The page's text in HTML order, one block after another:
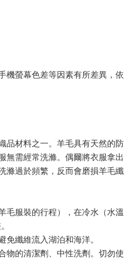
機螢幕色差等因素有所差異，依
品材料之一。羊毛具有天然的防
無需經常洗滌。偶爾將衣服拿出
滌過於頻繁，反而會磨損羊毛纖
毛服裝的行程），在冷水（水溫
纖維流入湖泊和海洋。
物的清潔劑、中性洗劑。切勿使